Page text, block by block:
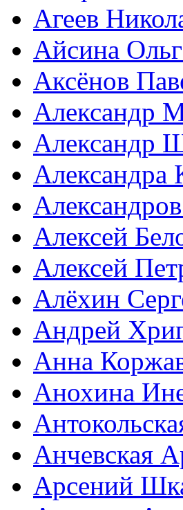
Агеев
Айсина
Аксёнов
Александр
Александр
Александра
Алексей
Алексей
Алёхин
Андрей
Анна
Анохина
Анчевская
Арсений